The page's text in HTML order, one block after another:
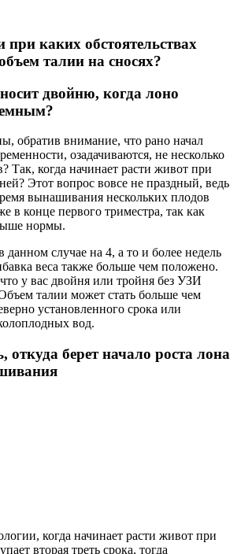
при каких обстоятельствах
талии на сносях?
двойню, когда лоно
обратив внимание, что рано начал
озадачиваются, не несколько
Так, когда начинает расти живот при
Этот вопрос вовсе не праздный, ведь
вынашивания нескольких плодов
в конце первого триместра, так как
нормы.
данном случае на 4, а то и более недель
веса также больше чем положено.
у вас двойня или тройня без УЗИ
талии может стать больше чем
установленного срока или
вод.
откуда берет начало роста лона
когда начинает расти живот при
вторая треть срока, тогда